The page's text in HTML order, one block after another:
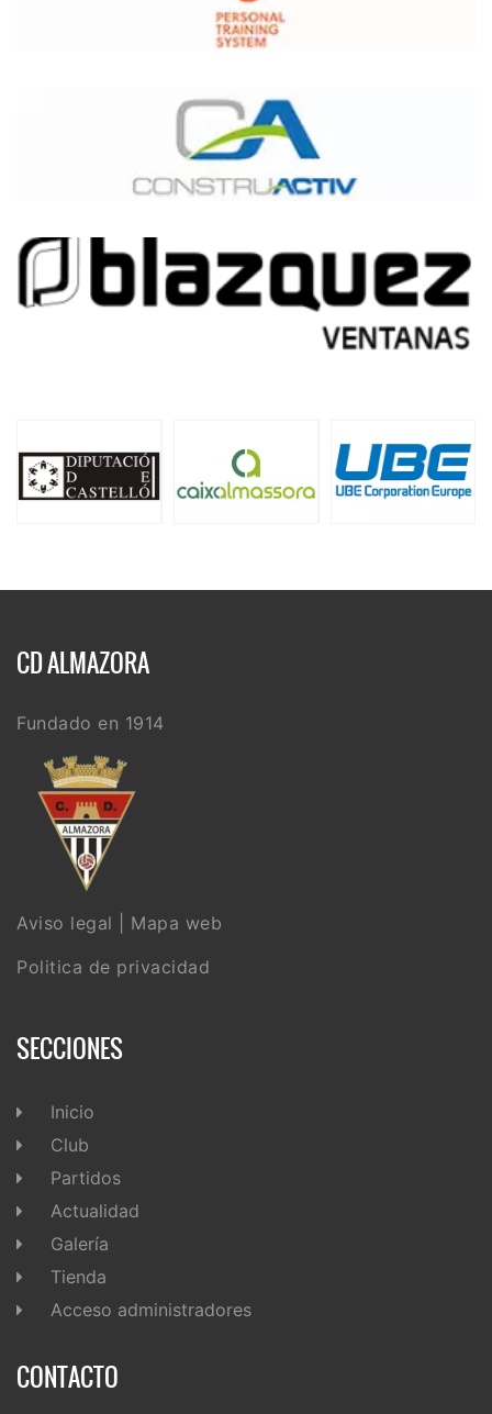
CD ALMAZORA
Fundado en 1914
Aviso legal
Mapa web
Politica de privacidad
SECCIONES
Inicio
Club
Partidos
Actualidad
Galería
Tienda
Acceso administradores
CONTACTO